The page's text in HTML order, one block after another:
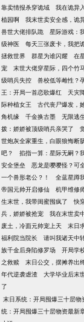
靠卖情报杀穿诡域
我在诡异
植园啊
我末世卖安全感，诡
兽世大佬排队跪
星际游戏：
级神医
每天三张废卡，我把
拯救世界
群星为谁闪耀 在
宠
末世大佬穿星际，四个竹
级哨兵失控
兽校低等雌性？
王：开局一首恋歌爆红
天灾
际种植女王
古代丧尸爆发，
角机缘
千金换古墨 无限逃
拨：娇娇被顶级哨兵亲哭了
世炮灰全家重生，白眼狼悔断
吧？
掐指一算：星际无嗣？
安全堡垒
恶龙是嘤嘤怪？可
一个兽形老公？！
全蓝星蹲
帝国元帅开启修仙
机甲维修
生末世，我带闺蜜囤疯了
快
兵，娇娇被抢宠
我在末世卖
废土，冷面元帅宠上天
末日
福利院当院长
请叫我诸天中
族千金后身陷修罗场
开局学
之救赎
末日公交，摆摊养出
年代逆袭虐渣
大学毕业后末
了
末日系统：开局囤爆三十层物
统：开局囤爆三十层物资最新